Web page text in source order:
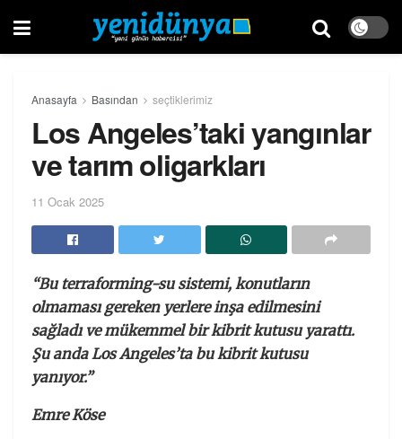
Anasayfa Basından seçtiklerimiz
Los Angeles’taki yangınlar
ve tarım oligarkları
11 Ocak 2025
“Bu terraforming-su sistemi, konutların
olmaması gereken yerlere inşa edilmesini
sağladı ve mükemmel bir kibrit kutusu yarattı.
Şu anda Los Angeles’ta bu kibrit kutusu
yanıyor.”
Emre Köse